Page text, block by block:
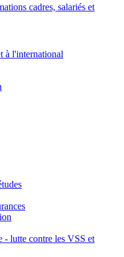
cadres, salariés et
à l'international
- lutte contre les VSS et